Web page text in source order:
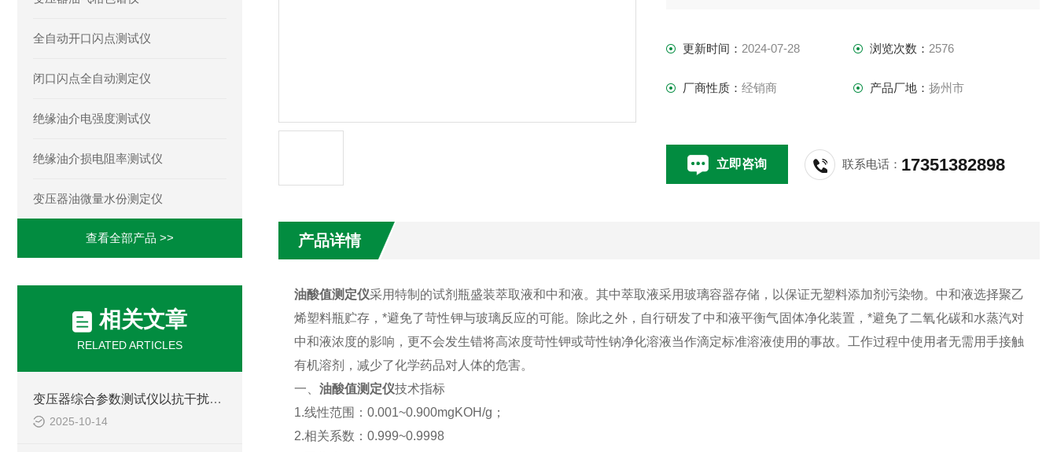
全自动开口闪点测试仪
闭口闪点全自动测定仪
绝缘油介电强度测试仪
绝缘油介损电阻率测试仪
变压器油微量水份测定仪
查看全部产品 >>
相关文章
RELATED ARTICLES
变压器综合参数测试仪以抗干扰设计保障复杂电网检测精准
2025-10-14
更新时间： 2024-07-28 浏览次数： 2576
厂商性质：经销商 产品厂地： 扬州市
立即咨询 联系电话： 17351382898
产品详情
油酸值测定仪采用特制的试剂瓶盛装萃取液和中和液。其中萃取液采用玻璃容器存储，以保证无塑料添加剂污染物。中和液选择聚乙
烯塑料瓶贮存，*避免了苛性钾与玻璃反应的可能。除此之外，自行研发了中和液平衡气固体净化装置，*避免了二氧化碳和水蒸汽对
中和液浓度的影响，更不会发生错将高浓度苛性钾或苛性钠净化溶液当作滴定标准溶液使用的事故。工作过程中使用者无需用手接触
有机溶剂，减少了化学药品对人体的危害。
一、 油酸值测定仪技术指标
1.线性范围：0.001~0.900mgKOH/g；
2.相关系数：0.999~0.9998